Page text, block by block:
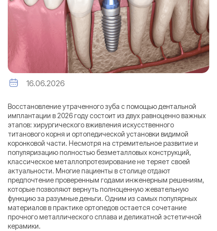
16.06.2026
Восстановление утраченного зуба с помощью дентальной
имплантации в 2026 году состоит из двух равноценно важных
этапов: хирургического вживления искусственного
титанового корня и ортопедической установки видимой
коронковой части. Несмотря на стремительное развитие и
популяризацию полностью безметалловых конструкций,
классическое металлопротезирование не теряет своей
актуальности. Многие пациенты в столице отдают
предпочтение проверенным годами инженерным решениям,
которые позволяют вернуть полноценную жевательную
функцию за разумные деньги. Одним из самых популярных
материалов в практике ортопедов остается сочетание
прочного металлического сплава и деликатной эстетичной
керамики.